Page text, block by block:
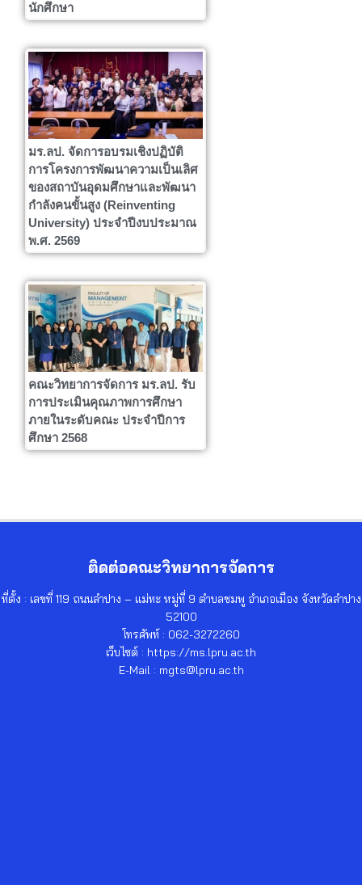
นักศึกษา
มร.ลป. จัดการอบรมเชิงปฏิบัติ
การโครงการพัฒนาความเป็นเลิศ
ของสถาบันอุดมศึกษาและพัฒนา
กำลังคนขั้นสูง (Reinventing
University) ประจำปีงบประมาณ
พ.ศ. 2569
คณะวิทยาการจัดการ มร.ลป. รับ
การประเมินคุณภาพการศึกษา
ภายในระดับคณะ ประจำปีการ
ศึกษา 2568
ติดต่อคณะวิทยาการจัดการ
ที่ตั้ง : เลขที่ 119 ถนนลำปาง – แม่ทะ หมู่ที่ 9 ตำบลชมพู อำเภอเมือง จังหวัดลำปาง
52100
โทรศัพท์ : 062-3272260
เว็บไซต์ : https://ms.lpru.ac.th
E-Mail : mgts@lpru.ac.th